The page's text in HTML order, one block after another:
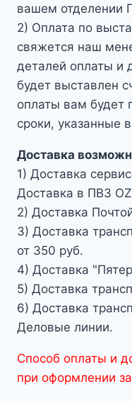
вашем отделении
2) Оплата по
свяжется наш
деталей оплаты и
будет выставлен
оплаты вам будет
сроки, указанные
Доставка
1) Доставка
Доставка в ПВЗ
2) Доставка
3) Доставка
от 350 руб.
4) Доставка
5) Доставка
6) Доставка
Деловые линии.
Способ оплаты и
при оформлении